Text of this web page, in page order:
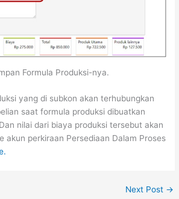
Formula Produksi-nya.
yang di subkon akan terhubungkan
saat formula produksi dibuatkan
nilai dari biaya produksi tersebut akan
akun perkiraan Persediaan Dalam Proses
Next Post →